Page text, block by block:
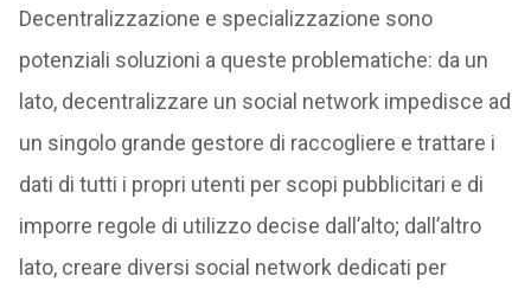
Decentralizzazione e specializzazione sono
potenziali soluzioni a queste problematiche: da un
lato, decentralizzare un social network impedisce ad
un singolo grande gestore di raccogliere e trattare i
dati di tutti i propri utenti per scopi pubblicitari e di
imporre regole di utilizzo decise dall’alto; dall’altro
lato, creare diversi social network dedicati per